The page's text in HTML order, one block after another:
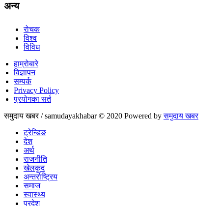
अन्य
रोचक
विश्व
विविध
हाम्रोबारे
विज्ञापन
सम्पर्क
Privacy Policy
प्रयोगका सर्त
समुदाय खबर / samudayakhabar © 2020 Powered byसमुदाय खबर
ट्रेन्डिङ
देश
अर्थ
राजनीति
खेलकुद
अन्तर्राष्ट्रिय
समाज
स्वास्थ्य
प्रदेश